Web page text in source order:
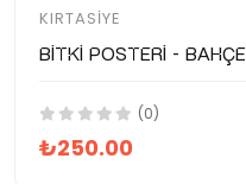
KIRTASIYE
Bitki Posteri - Bahçe
(0)
₺250.00